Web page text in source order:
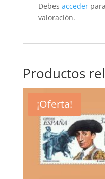
Debes acceder
valoración.
Productos
¡Oferta!